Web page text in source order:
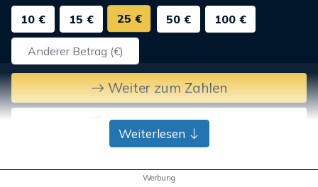
10 €
15 € 25 € 50 € 100 €
Weiter zum Zahlen
Bank-Überweisung
Weiterlesen
Werbung